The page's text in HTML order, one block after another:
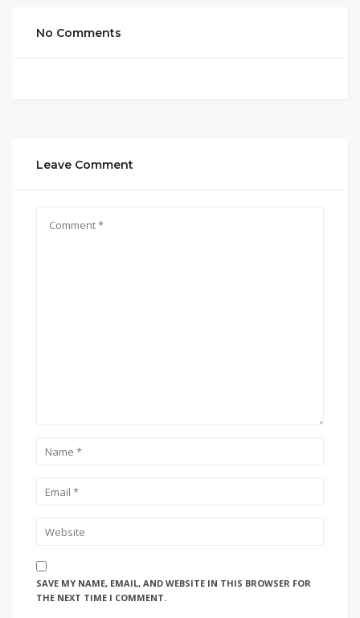
No Comments
Leave Comment
SAVE MY NAME, EMAIL, AND WEBSITE IN THIS BROWSER FOR
THE NEXT TIME I COMMENT.